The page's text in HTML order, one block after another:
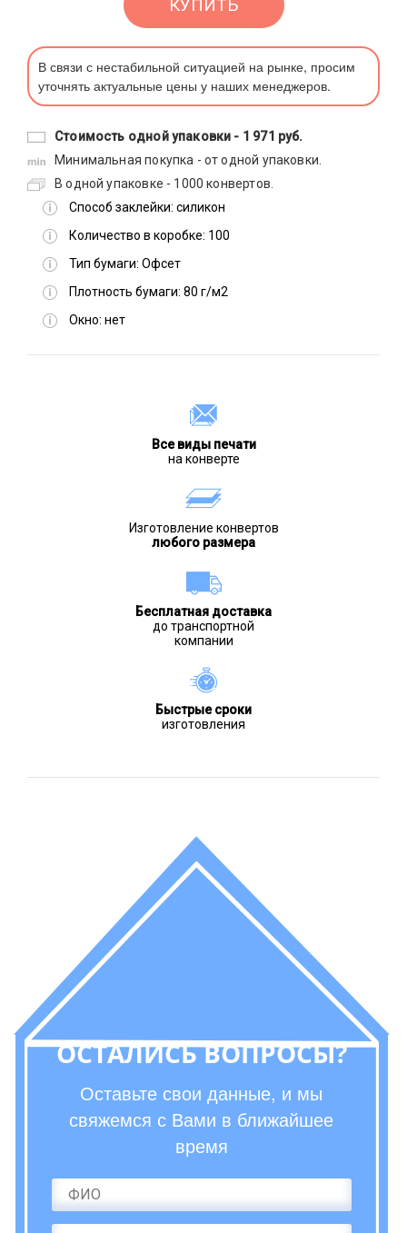
КУПИТЬ
В связи с нестабильной ситуацией на рынке, просим
уточнять актуальные цены у наших менеджеров.
Стоимость одной упаковки - 1 971 руб.
Минимальная покупка - от одной упаковки.
В одной упаковке - 1000 конвертов.
Способ заклейки: силикон
Количество в коробке: 100
Тип бумаги: Офсет
Плотность бумаги: 80 г/м2
Окно: нет
Все виды печати
на конверте
Изготовление конвертов
любого размера
Бесплатная доставка
до транспортной
компании
Быстрые сроки
изготовления
ОСТАЛИСЬ ВОПРОСЫ?
Оставьте свои данные, и мы
свяжемся с Вами в ближайшее
время